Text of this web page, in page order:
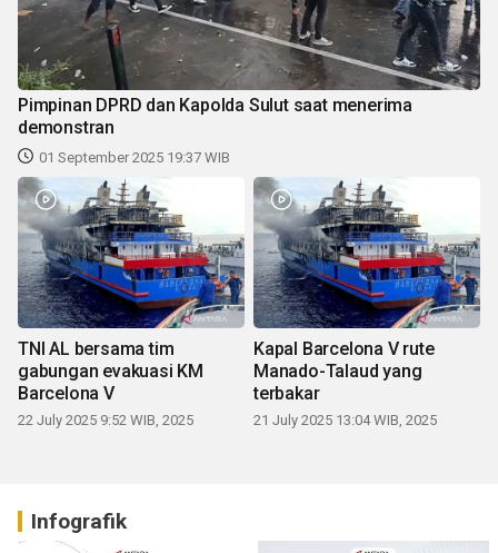
Pimpinan DPRD dan Kapolda Sulut saat menerima
demonstran
01 September 2025 19:37 WIB
TNI AL bersama tim
gabungan evakuasi KM
Barcelona V
22 July 2025 9:52 WIB, 2025
Kapal Barcelona V rute
Manado-Talaud yang
terbakar
21 July 2025 13:04 WIB, 2025
Infografik